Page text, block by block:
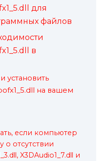
для
файлов
в
установить
на вашем
если компьютер
о отсутствии
X3DAudio1_7.dll и